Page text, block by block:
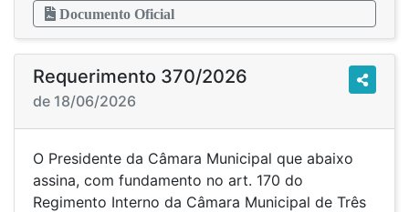
Documento Oficial
Requerimento 370/2026
de 18/06/2026
O Presidente da Câmara Municipal que abaixo
assina, com fundamento no art. 170 do
Regimento Interno da Câmara Municipal de Três